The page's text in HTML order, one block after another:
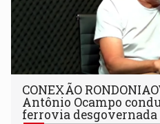
CONEXÃO
Antônio Ocampo
ferrovia desgovernada